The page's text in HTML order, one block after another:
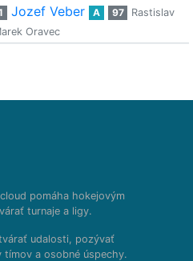
Jozef Veber A 97
Rastislav
Oravec
pomáha hokejovým
turnaje a ligy.
udalosti, pozývať
a osobné úspechy.